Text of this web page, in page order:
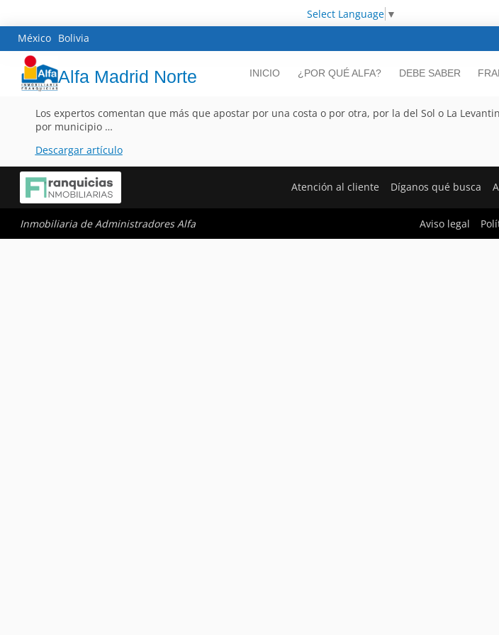
Select Language ▼
México Bolivia
Alfa Madrid Norte INICIO ¿POR QUÉ ALFA? DEBE SABER
Los expertos comentan que más que apostar por una costa o por otra, por la del Sol o La
por municipio …
Descargar artículo
Atención al cliente Díganos qué busca
Inmobiliaria de Administradores Alfa Aviso legal